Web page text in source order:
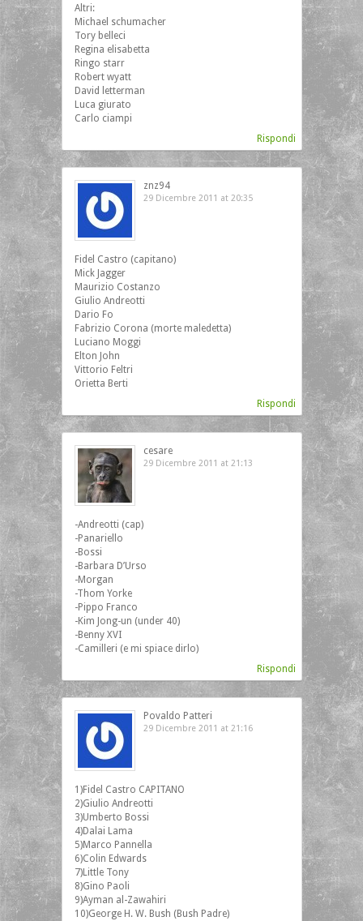
Altri:
Michael schumacher
Tory belleci
Regina elisabetta
Ringo starr
Robert wyatt
David letterman
Luca giurato
Carlo ciampi
Rispondi
znz94
29 Dicembre 2011 at 20:35
Fidel Castro (capitano)
Mick Jagger
Maurizio Costanzo
Giulio Andreotti
Dario Fo
Fabrizio Corona (morte maledetta)
Luciano Moggi
Elton John
Vittorio Feltri
Orietta Berti
Rispondi
cesare
29 Dicembre 2011 at 21:13
‎-Andreotti (cap)
-Panariello
-Bossi
-Barbara D’Urso
-Morgan
-Thom Yorke
-Pippo Franco
-Kim Jong-un (under 40)
-Benny XVI
-Camilleri (e mi spiace dirlo)
Rispondi
Povaldo Patteri
29 Dicembre 2011 at 21:16
1)Fidel Castro CAPITANO
2)Giulio Andreotti
3)Umberto Bossi
4)Dalai Lama
5)Marco Pannella
6)Colin Edwards
7)Little Tony
8)Gino Paoli
9)Ayman al-Zawahiri
10)George H. W. Bush (Bush Padre)